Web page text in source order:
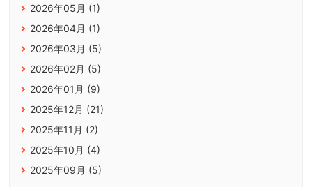
2026年05月 (1)
2026年04月 (1)
2026年03月 (5)
2026年02月 (5)
2026年01月 (9)
2025年12月 (21)
2025年11月 (2)
2025年10月 (4)
2025年09月 (5)